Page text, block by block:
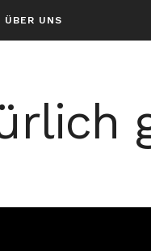
ÜBER UNS